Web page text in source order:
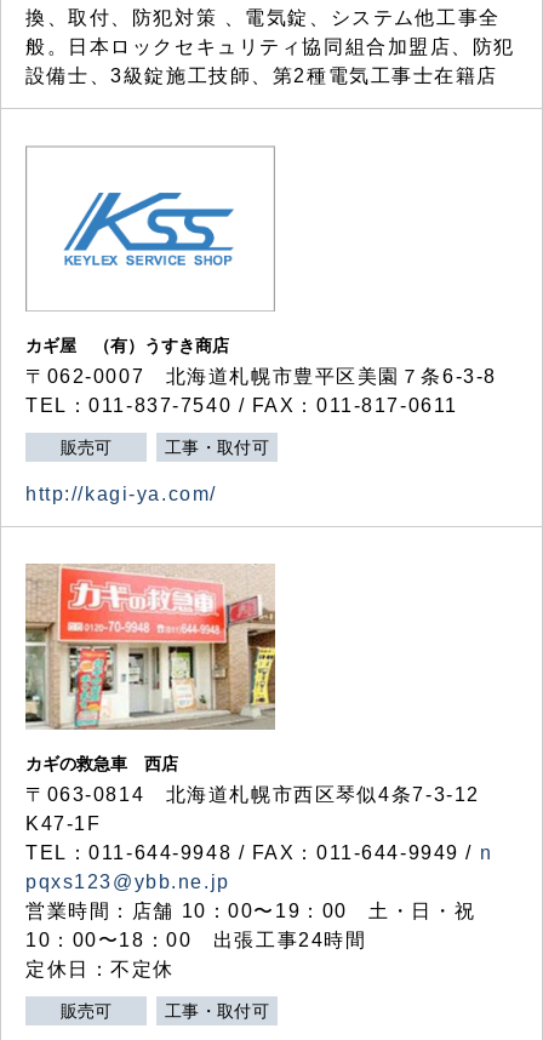
換、取付、防犯対策 、電気錠、システム他工事全
般。日本ロックセキュリティ協同組合加盟店、防犯
設備士、3級錠施工技師、第2種電気工事士在籍店
カギ屋 （有）うすき商店
〒062-0007 北海道札幌市豊平区美園７条6-3-8
TEL：011-837-7540 / FAX：011-817-0611
販売可 工事・取付可
http://kagi-ya.com/
カギの救急車 西店
〒063-0814 北海道札幌市西区琴似4条7-3-12
K47-1F
TEL：011-644-9948 / FAX：011-644-9949 / n
pqxs123@ybb.ne.jp
営業時間：店舗 10：00〜19：00 土・日・祝
10：00〜18：00 出張工事24時間
定休日：不定休
販売可 工事・取付可